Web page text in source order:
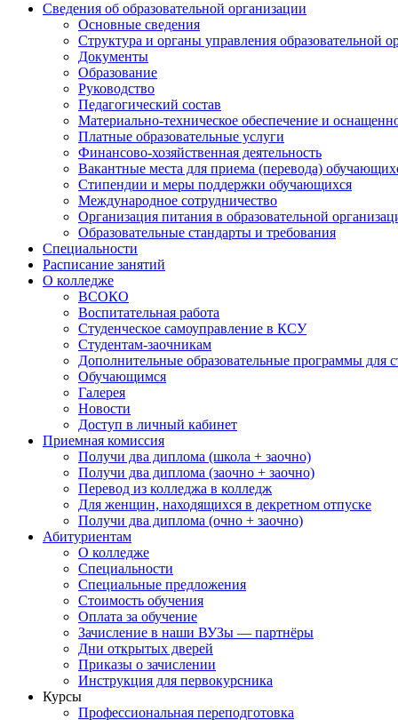
Сведения об образовательной организации
Основные сведения
Структура и органы управления образовательной
Документы
Образование
Руководство
Педагогический состав
Материально-техническое обеспечение и
Платные образовательные услуги
Финансово-хозяйственная деятельность
Вакантные места для приема (перевода)
Стипендии и меры поддержки обучающихся
Международное сотрудничество
Организация питания в образовательной
Образовательные стандарты и требования
Специальности
Расписание занятий
О колледже
ВСОКО
Воспитательная работа
Студенческое самоуправление в КСУ
Студентам-заочникам
Дополнительные образовательные программы для
Обучающимся
Галерея
Новости
Доступ в личный кабинет
Приемная комиссия
Получи два диплома (школа + заочно)
Получи два диплома (заочно + заочно)
Перевод из колледжа в колледж
Для женщин, находящихся в декретном отпуске
Получи два диплома (очно + заочно)
Абитуриентам
О колледже
Специальности
Специальные предложения
Стоимость обучения
Оплата за обучение
Зачисление в наши ВУЗы — партнёры
Дни открытых дверей
Приказы о зачислении
Инструкция для первокурсника
Курсы
Профессиональная переподготовка